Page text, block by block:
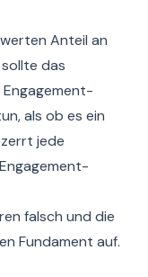
Anteil an
das
als ob es ein
jede
falsch und die
Fundament auf.